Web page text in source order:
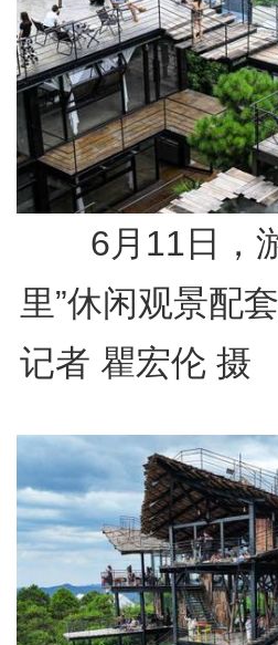
6月11日，游
里”休闲观景配
记者 瞿宏伦 摄